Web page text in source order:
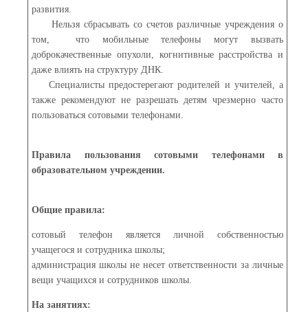
развития.
Нельзя сбрасывать со счетов различные учреждения о
том, что мобильные телефоны могут вызвать
доброкачественные опухоли, когнитивные расстройства и
даже влиять на структуру ДНК.
Специалисты предостерегают родителей и учителей, а
также рекомендуют не разрешать детям чрезмерно часто
пользоваться сотовыми телефонами.
Правила пользования сотовыми телефонами в
образовательном учреждении.
Общие правила:
сотовый телефон является личной собственностью
учащегося и сотрудника школы;
администрация школы не несет ответственности за личные
вещи учащихся и сотрудников школы.
На занятиях: